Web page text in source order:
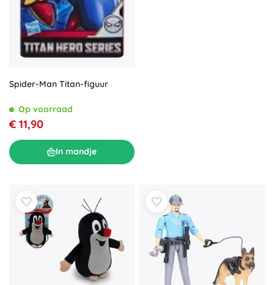
Spider-Man Titan-figuur
Op voorraad
€ 11,90
In mandje